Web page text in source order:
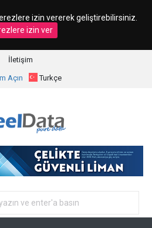
izin vererek geliştirebilirsiniz.
izin ver
İletişim
Açın Turkçe